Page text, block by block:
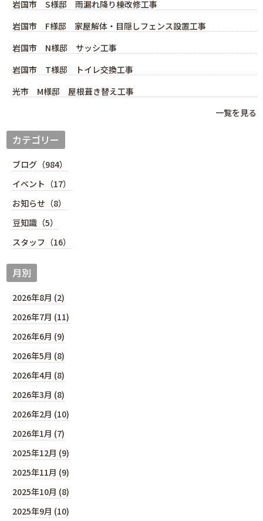
岩国市 S様邸 雨漏れ降り棟改修工事
岩国市 F様邸 家屋解体・目隠しフェンス設置工事
岩国市 N様邸 サッシ工事
岩国市 T様邸 トイレ交換工事
光市 M様邸 屋根葺き替え工事
一覧を見る
カテゴリー
ブログ（984）
イベント（17）
お知らせ（8）
豆知識（5）
スタッフ（16）
月別
2026年8月 (2)
2026年7月 (11)
2026年6月 (9)
2026年5月 (8)
2026年4月 (8)
2026年3月 (8)
2026年2月 (10)
2026年1月 (7)
2025年12月 (9)
2025年11月 (9)
2025年10月 (8)
2025年9月 (10)